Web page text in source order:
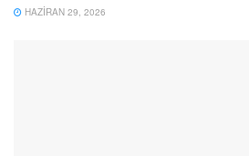
HAZIRAN 29, 2026